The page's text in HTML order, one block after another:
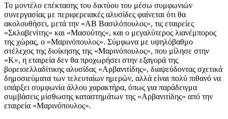
Το μοντέλο επέκτασης του δικτύου του μέσω συμφωνιών
συνεργασίας με περιφερειακές αλυσίδες φαίνεται ότι θα
ακολουθήσει, μετά την «ΑΒ Βασιλόπουλος», τις εταιρείες
«Σκλαβενίτης» και «Μασούτης», και ο μεγαλύτερος λιανέμπορος
της χώρας, ο «Μαρινόπουλος». Σύμφωνα με υψηλόβαθμο
στέλεχος της διοίκησης της «Μαρινόπουλος», που μίλησε στην
«Κ», η εταιρεία δεν θα προχωρήσει στην εξαγορά της
βορειοελλαδίτικης αλυσίδας «Αρβανιτίδης», διαψεύδοντας σχετικά
δημοσιεύματα των τελευταίων ημερών, αλλά είναι πολύ πιθανό να
υπάρξει συμφωνία άλλου χαρακτήρα, όπως για παράδειγμα
συμβάσεις μίσθωσης καταστημάτων της «Αρβανιτίδης» από την
εταιρεία «Μαρινόπουλος».